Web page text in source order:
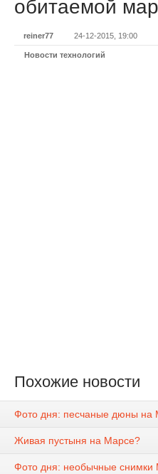
обитаемой
reiner77 24-12-2015, 19:00
Новости технологий
Похожие новости
Фото дня: песчаные дюны на
Живая пустыня на Марсе?
Фото дня: необычные снимки